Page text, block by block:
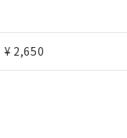
¥ 2,650